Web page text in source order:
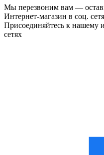
Мы перезвоним вам —
Интернет-магазин в соц.
Присоединяйтесь к нашему
сетях